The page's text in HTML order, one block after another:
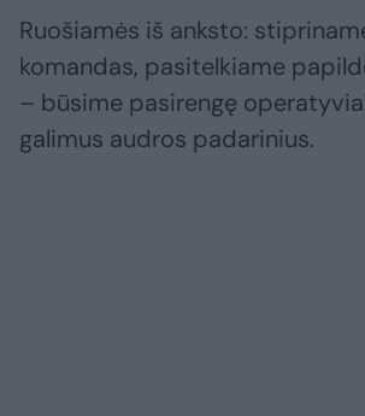
Ruošiamės iš anksto:
komandas, pasitelkiame
– būsime pasirengę
galimus audros padarinius.